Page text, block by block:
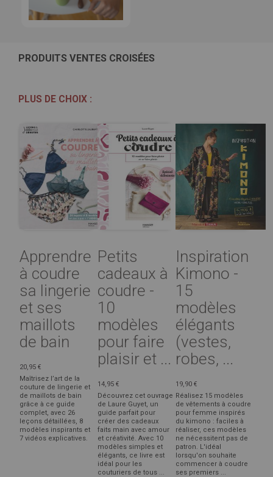
PRODUITS VENTES CROISÉES
PLUS DE CHOIX :
Apprendre
à coudre
sa lingerie
et ses
maillots
de bain
20,95 €
Maîtrisez l’art de la
couture de lingerie et
de maillots de bain
grâce à ce guide
complet, avec 26
leçons détaillées, 8
modèles inspirants et
7 vidéos explicatives.
Petits
cadeaux à
coudre -
10
modèles
pour faire
plaisir et ...
14,95 €
Découvrez cet ouvrage
de Laure Guyet, un
guide parfait pour
créer des cadeaux
faits main avec amour
et créativité. Avec 10
modèles simples et
élégants, ce livre est
idéal pour les
couturiers de tous ...
Inspiration
Kimono -
15
modèles
élégants
(vestes,
robes, ...
19,90 €
Réalisez 15 modèles
de vêtements à coudre
pour femme inspirés
du kimono : faciles à
réaliser, ces modèles
ne nécessitent pas de
patron. L'idéal
lorsqu'on souhaite
commencer à coudre
ses premiers ...